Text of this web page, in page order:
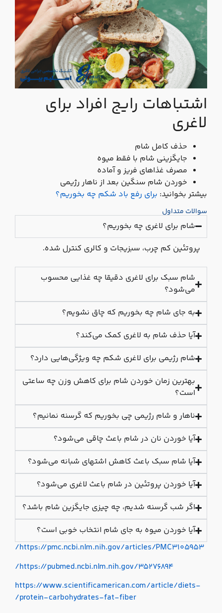
اشتباهات رایج افراد برای
لاغری
حذف کامل شام
جایگزینی شام با فقط میوه
مصرف غذاهای فریز و آماده
خوردن شام سنگین بعد از ناهار رژیمی
بیشتر بخوانید:برای رفع باد شکم چه بخوریم؟
سوالات متداول
شام برای لاغری چه بخوریم؟
پروتئین کم‌ چرب، سبزیجات و کالری کنترل‌ شده.
شام سبک برای لاغری دقیقا چه غذایی محسوب
می‌شود؟
به جای شام چه بخوریم که چاق نشویم؟
آیا حذف شام به لاغری کمک می‌کند؟
شام رژیمی برای لاغری شکم چه ویژگی‌هایی دارد؟
بهترین زمان خوردن شام برای کاهش وزن چه ساعتی
است؟
ناهار و شام رژیمی چی بخوریم که گرسنه نمانیم؟
آیا خوردن نان در شام باعث چاقی می‌شود؟
آیا شام سبک باعث کاهش اشتهای شبانه می‌شود؟
آیا خوردن پروتئین در شام باعث لاغری می‌شود؟
اگر شب گرسنه شدیم، چه چیزی جایگزین شام باشد؟
آیا خوردن میوه به جای شام انتخاب خوبی است؟
https://pmc.ncbi.nlm.nih.gov/articles/PMC3105953/
https://pubmed.ncbi.nlm.nih.gov/35276894/
https://www.scientificamerican.com/article/diets-
protein-carbohydrates-fat-fiber/